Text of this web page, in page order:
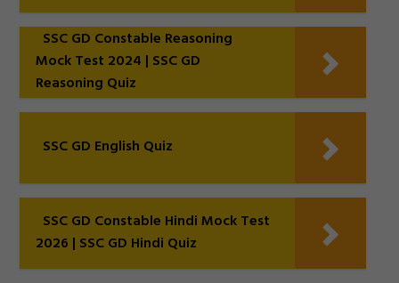
SSC GD Constable Reasoning
Mock Test 2024 | SSC GD
Reasoning Quiz
SSC GD English Quiz
SSC GD Constable Hindi Mock Test
2026 | SSC GD Hindi Quiz